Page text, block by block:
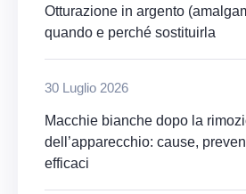
Otturazione in argento
quando e perché sostituirla
30 Luglio 2026
Macchie bianche dopo la
dell’apparecchio: cause,
efficaci